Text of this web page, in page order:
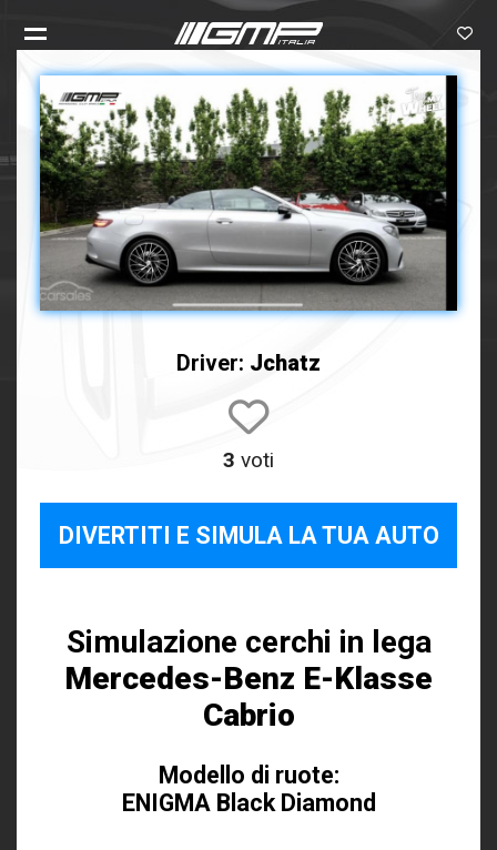
Driver: Jchatz
3 voti
DIVERTITI E SIMULA LA TUA AUTO
Simulazione cerchi in lega
Mercedes-Benz E-Klasse
Cabrio
Modello di ruote:
ENIGMA Black Diamond